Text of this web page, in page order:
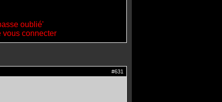
oublié'
vous connecter
#631